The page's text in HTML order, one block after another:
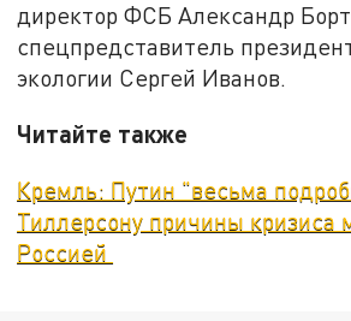
директор ФСБ Александр
спецпредставитель
экологии Сергей Иванов.
Читайте также
Кремль: Путин "весьма
Тиллерсону причины
Россией